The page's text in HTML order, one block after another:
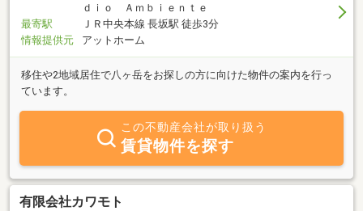
ｄｉｏ Ａｍｂｉｅｎｔｅ
最寄駅
ＪＲ中央本線 長坂駅 徒歩3分
情報提供元
アットホーム
移住や2地域居住で八ヶ岳をお探しの方に向けた物件の案内を行っ
ています。
この不動産会社が取り扱う
賃貸物件を探す
有限会社カワモト